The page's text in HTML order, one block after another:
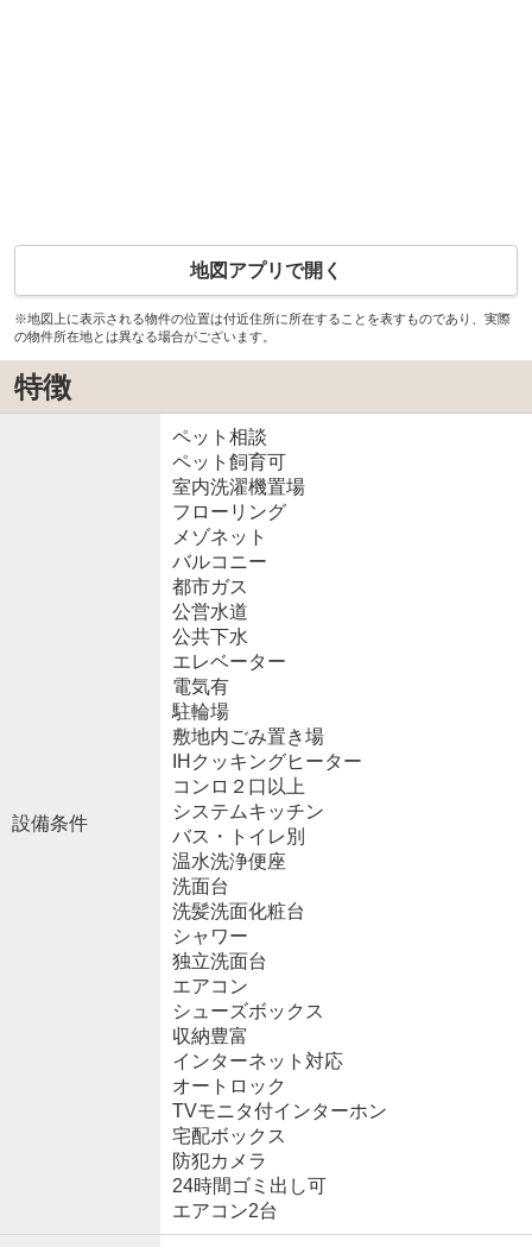
地図アプリで開く
※地図上に表示される物件の位置は付近住所に所在することを表すものであり、実際
の物件所在地とは異なる場合がございます。
特徴
設備条件
ペット相談
ペット飼育可
室内洗濯機置場
フローリング
メゾネット
バルコニー
都市ガス
公営水道
公共下水
エレベーター
電気有
駐輪場
敷地内ごみ置き場
IHクッキングヒーター
コンロ２口以上
システムキッチン
バス・トイレ別
温水洗浄便座
洗面台
洗髪洗面化粧台
シャワー
独立洗面台
エアコン
シューズボックス
収納豊富
インターネット対応
オートロック
TVモニタ付インターホン
宅配ボックス
防犯カメラ
24時間ゴミ出し可
エアコン2台